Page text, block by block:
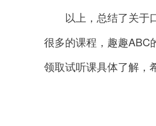
以上，总结了关于口
很多的课程，趣趣ABC
领取试听课具体了解，